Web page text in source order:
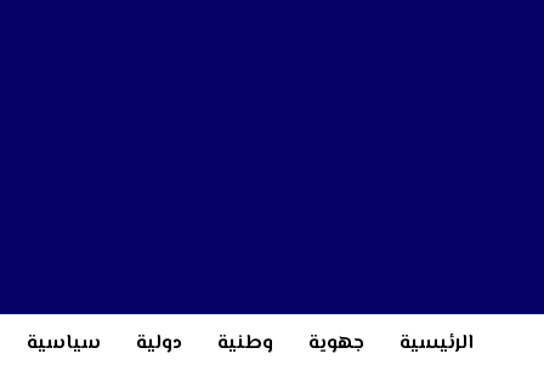
الرئيسية جهوية وطنية دولية سياسية